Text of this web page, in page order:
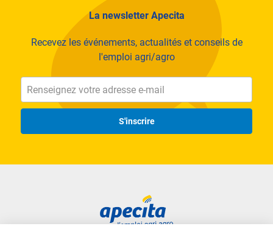
La newsletter Apecita
Recevez les événements, actualités et conseils de
l'emploi agri/agro
S'inscrire